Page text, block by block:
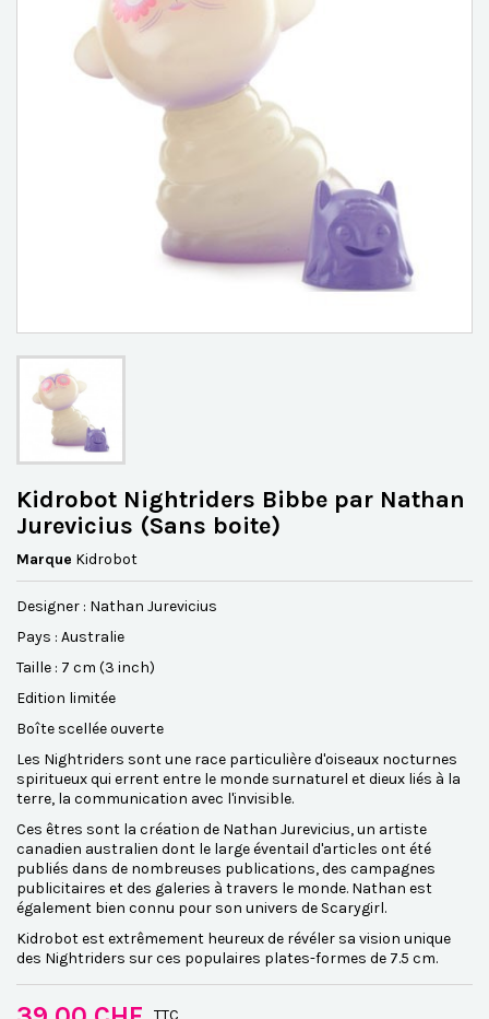
Kidrobot Nightriders Bibbe par Nathan
Jurevicius (Sans boite)
Marque Kidrobot
Designer : Nathan Jurevicius
Pays : Australie
Taille : 7 cm (3 inch)
Edition limitée
Boîte scellée ouverte
Les Nightriders sont une race particulière d'oiseaux nocturnes
spiritueux qui errent entre le monde surnaturel et dieux liés à la
terre, la communication avec l'invisible.
Ces êtres sont la création de Nathan Jurevicius, un artiste
canadien australien dont le large éventail d'articles ont été
publiés dans de nombreuses publications, des campagnes
publicitaires et des galeries à travers le monde. Nathan est
également bien connu pour son univers de Scarygirl.
Kidrobot est extrêmement heureux de révéler sa vision unique
des Nightriders sur ces populaires plates-formes de 7.5 cm.
TTC